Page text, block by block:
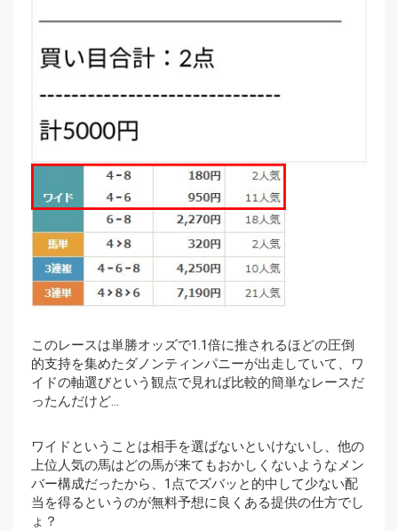
このレースは単勝オッズで1.1倍に推されるほどの圧倒
的支持を集めたダノンティンパニーが出走していて、ワ
イドの軸選びという観点で見れば比較的簡単なレースだ
ったんだけど…
ワイドということは相手を選ばないといけないし、他の
上位人気の馬はどの馬が来てもおかしくないようなメン
バー構成だったから、1点でズバッと的中して少ない配
当を得るというのが無料予想に良くある提供の仕方でし
ょ？